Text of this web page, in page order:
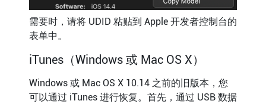
需要时，请将 UDID 粘贴到 Apple 开发者控制台的
表单中。
iTunes（Windows 或 Mac OS X）
Windows 或 Mac OS X 10.14 之前的旧版本，您
可以通过 iTunes 进行恢复。首先，通过 USB 数据